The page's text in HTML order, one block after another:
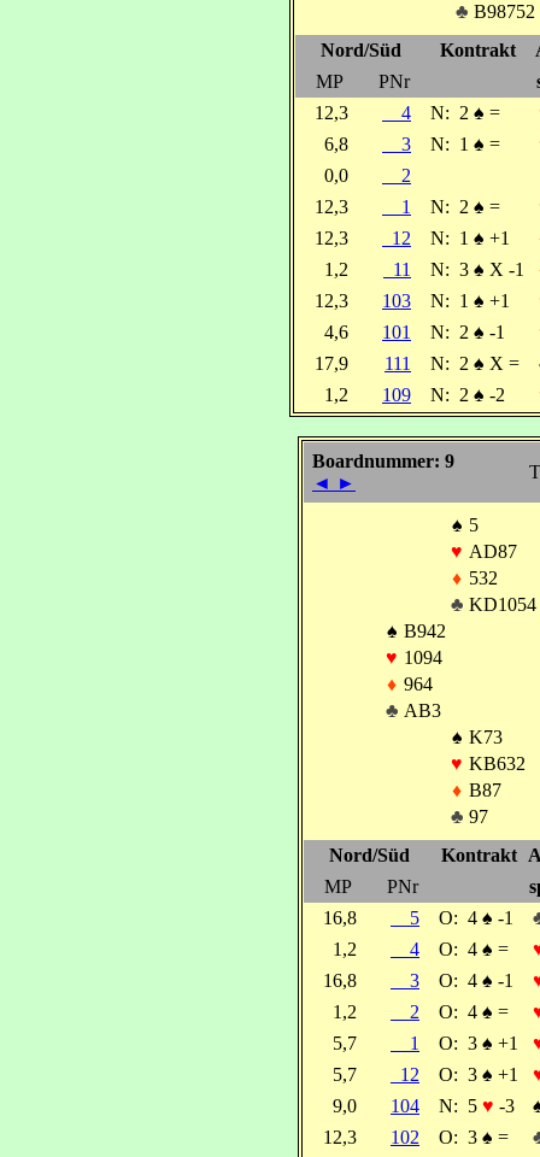
♣ B98752
Nord/Süd
Kontrakt
MP
PNr
12,3
4 N: 2 ♠ =
6,8
3 N: 1 ♠ =
0,0
2
12,3
1 N: 2 ♠ =
12,3
12 N: 1 ♠ +1
1,2
11 N: 3 ♠ X -1
12,3
103 N: 1 ♠ +1
4,6
101 N: 2 ♠ -1
17,9
111 N: 2 ♠ X =
1,2
109 N: 2 ♠ -2
Boardnummer: 9
◄ ►
♠ 5
♥ AD87
♦ 532
♣ KD1054
♠ B942
♥ 1094
♦ 964
♣ AB3
♠ K73
♥ KB632
♦ B87
♣ 97
Nord/Süd
Kontrakt
MP
PNr
16,8
5 O: 4 ♠ -1
1,2
4 O: 4 ♠ =
16,8
3 O: 4 ♠ -1
1,2
2 O: 4 ♠ =
5,7
1 O: 3 ♠ +1
5,7
12 O: 3 ♠ +1
9,0
104 N: 5 ♥ -3
12,3
102 O: 3 ♠ =